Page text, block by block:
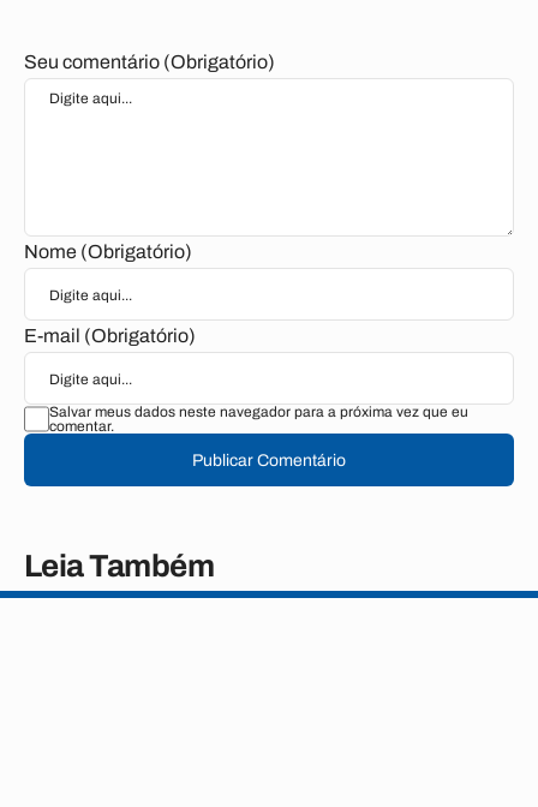
Seu comentário (Obrigatório)
Nome (Obrigatório)
E-mail (Obrigatório)
Salvar meus dados neste navegador para a próxima vez que eu
comentar.
Publicar Comentário
Leia Também